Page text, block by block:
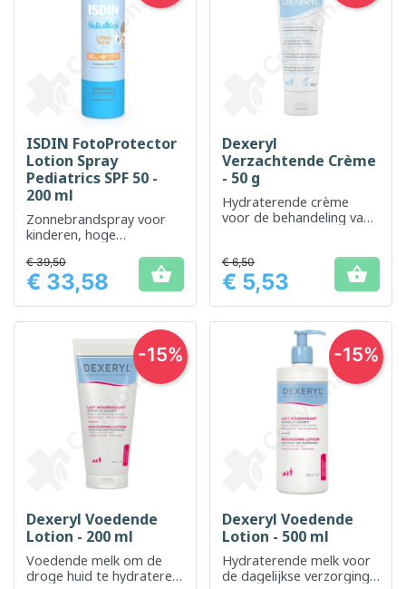
ISDIN FotoProtector
Lotion Spray
Pediatrics SPF 50 -
200 ml
Zonnebrandspray voor
kinderen, hoge
Prijs
€ 39,50
€ 33,58 
Dexeryl
Verzachtende Crème
- 50 g
Hydraterende crème
voor de behandeling van
Prijs
€ 6,50
€ 5,53 
Dexeryl Voedende
Lotion - 200 ml
Voedende melk om de
droge huid te hydrateren
-15%
Dexeryl Voedende
Lotion - 500 ml
Hydraterende melk voor
de dagelijkse verzorging
-15%